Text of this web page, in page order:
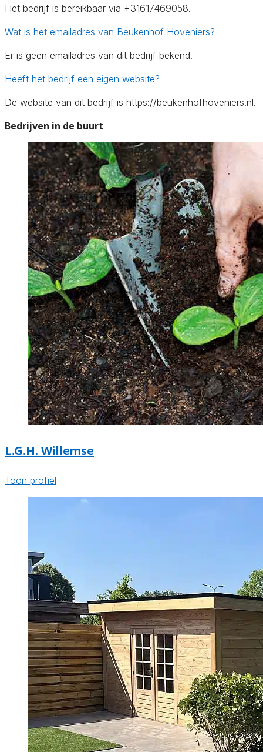
Het bedrijf is bereikbaar via +31617469058.
Wat is het emailadres van Beukenhof Hoveniers?
Er is geen emailadres van dit bedrijf bekend.
Heeft het bedrijf een eigen website?
De website van dit bedrijf is https://beukenhofhoveniers.nl.
Bedrijven in de buurt
L.G.H. Willemse
Toon profiel